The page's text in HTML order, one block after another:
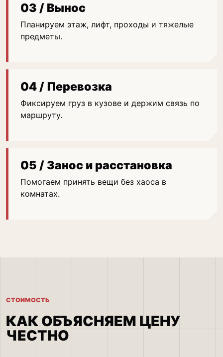
03 / Вынос
Планируем этаж, лифт, проходы и тяжелые
предметы.
04 / Перевозка
Фиксируем груз в кузове и держим связь по
маршруту.
05 / Занос и расстановка
Помогаем принять вещи без хаоса в
комнатах.
СТОИМОСТЬ
КАК ОБЪЯСНЯЕМ ЦЕНУ
ЧЕСТНО